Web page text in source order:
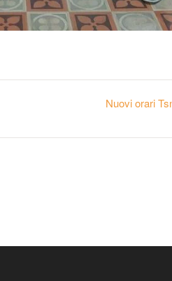
Nuovi orari